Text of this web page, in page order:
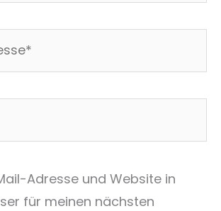
Adresse und Website in
für meinen nächsten